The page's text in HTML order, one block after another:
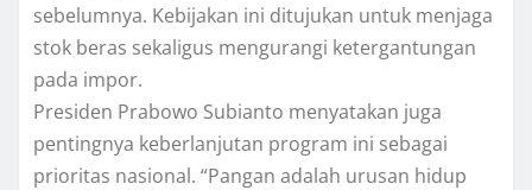
sebelumnya. Kebijakan ini ditujukan untuk menjaga
stok beras sekaligus mengurangi ketergantungan
pada impor.
Presiden Prabowo Subianto menyatakan juga
pentingnya keberlanjutan program ini sebagai
prioritas nasional. “Pangan adalah urusan hidup